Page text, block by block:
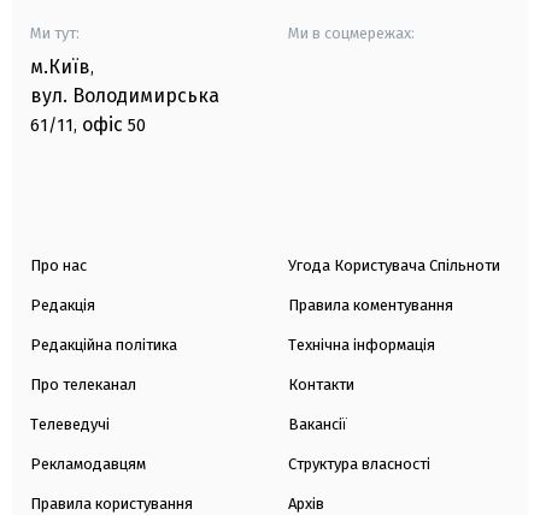
Ми тут:
м.Київ,
вул. Володимирська
61/11, офіс 50
Ми в соцмережах:
Про нас
Редакція
Редакційна політика
Про телеканал
Телеведучі
Рекламодавцям
Правила користування
Угода Користувача Спільноти
Правила коментування
Технічна інформація
Контакти
Вакансії
Структура власності
Архів